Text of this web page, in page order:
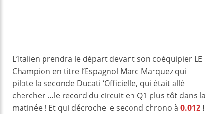
L’Italien prendra le départ devant son coéquipier LE
Champion en titre l’Espagnol Marc Marquez qui
pilote la seconde Ducati ‘Officielle, qui était allé
chercher …le record du circuit en Q1 plus tôt dans la
matinée ! Et qui décroche le second chrono à 0.012 !